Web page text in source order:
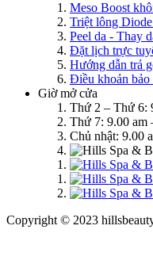
Meso Boost
Triệt lông
Peel da - Thay
Đặt lịch trực
Hướng dẫn trả
Điều khoản bảo
Giờ mở cửa
Thứ 2 – Thứ 6:
Thứ 7: 9.00 am
Chủ nhật: 9.00
Copyright © 2023